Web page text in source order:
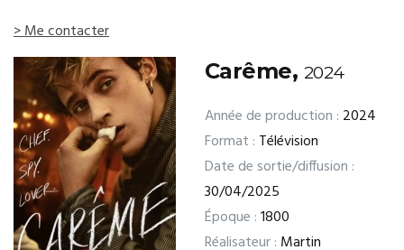
> Me contacter
Carême, 2024
Année de production : 2024
Format : Télévision
Date de sortie/diffusion :
30/04/2025
Époque :1800
Réalisateur : Martin